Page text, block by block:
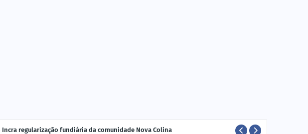
Incra regularização fundiária da comunidade Nova Colina